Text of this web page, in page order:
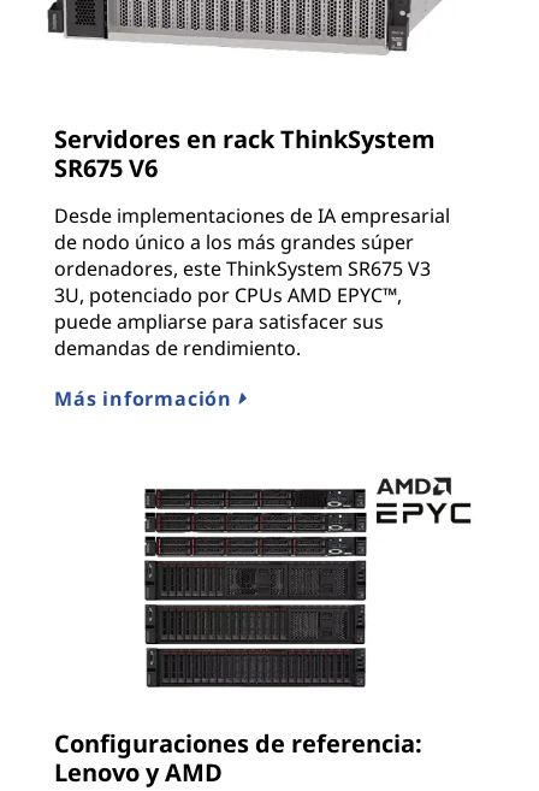
Servidores en rack ThinkSystem
SR675 V6
Desde implementaciones de IA empresarial
de nodo único a los más grandes súper
ordenadores, este ThinkSystem SR675 V3
3U, potenciado por CPUs AMD EPYC™,
puede ampliarse para satisfacer sus
demandas de rendimiento.
Más información
Configuraciones de referencia:
Lenovo y AMD